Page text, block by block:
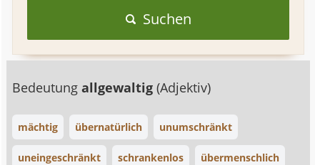
Suchen
Bedeutungallgewaltig(Adjektiv)
mächtig übernatürlich unumschränkt
uneingeschränkt schrankenlos übermenschlich